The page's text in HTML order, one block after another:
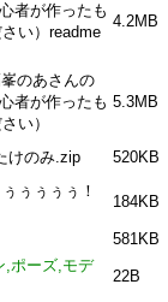
者が作ったも
い）readme
4.2MB
のあさんの
者が作ったも
い）
5.3MB
けのみ.zip 520KB
ぅぅぅぅ！
184KB
581KB
,ポーズ,モデ
22B